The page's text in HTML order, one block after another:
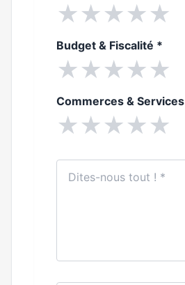
★★★★★
Budget & Fiscalité *
★★★★★
Commerces & Services
★★★★★